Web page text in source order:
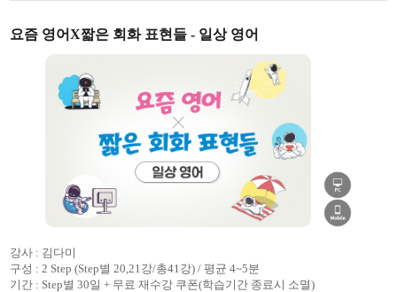
요즘 영어X짧은 회화 표현들 - 일상 영어
강사 : 김다미
구성 : 2 Step (Step별 20,21강/총41강) / 평균 4~5분
기간 : Step별 30일 + 무료 재수강 쿠폰(학습기간 종료시 소멸)